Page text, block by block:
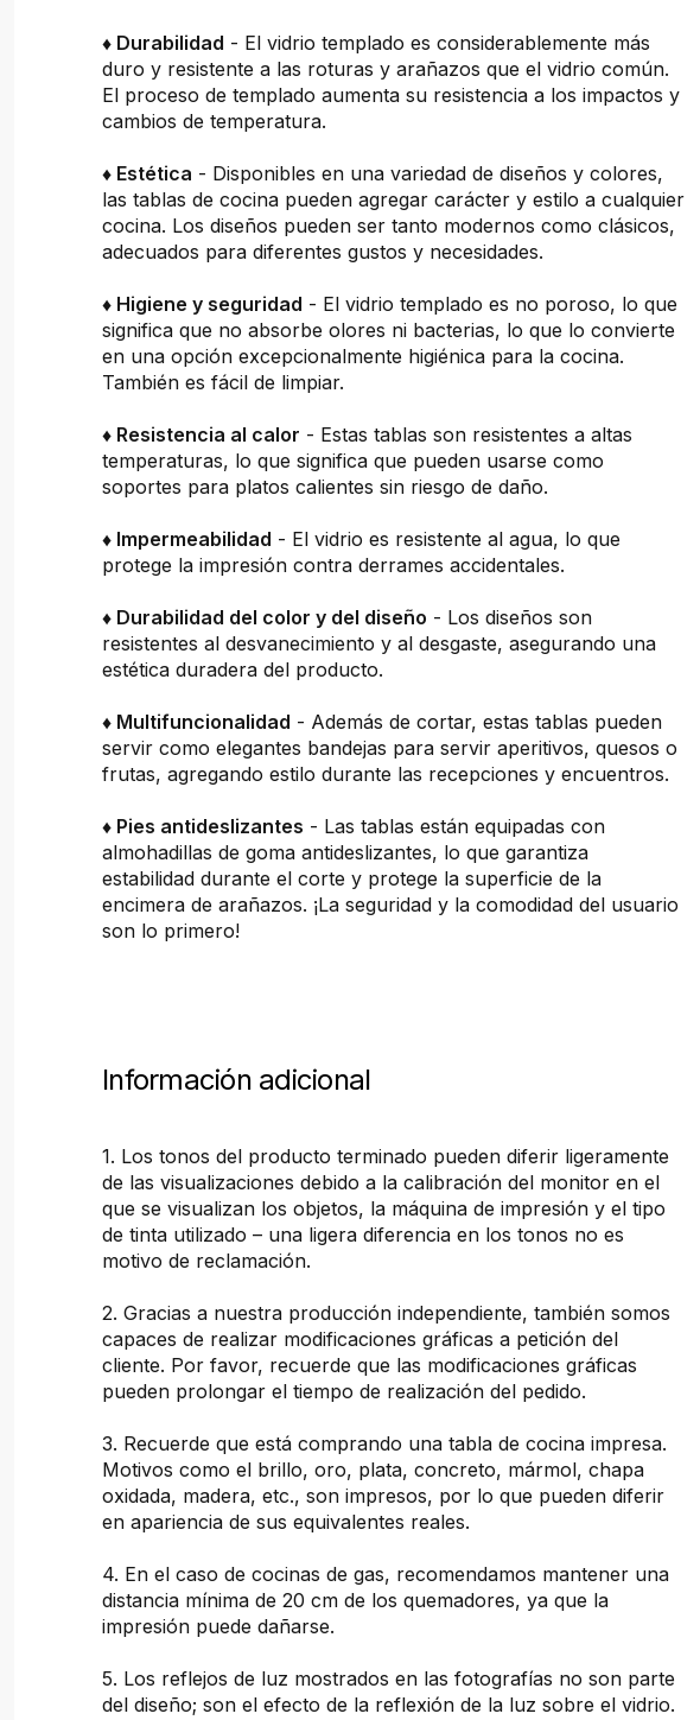
♦ Durabilidad - El vidrio templado es considerablemente más
duro y resistente a las roturas y arañazos que el vidrio común.
El proceso de templado aumenta su resistencia a los impactos y
cambios de temperatura.
♦ Estética - Disponibles en una variedad de diseños y colores,
las tablas de cocina pueden agregar carácter y estilo a cualquier
cocina. Los diseños pueden ser tanto modernos como clásicos,
adecuados para diferentes gustos y necesidades.
♦ Higiene y seguridad - El vidrio templado es no poroso, lo que
significa que no absorbe olores ni bacterias, lo que lo convierte
en una opción excepcionalmente higiénica para la cocina.
También es fácil de limpiar.
♦ Resistencia al calor - Estas tablas son resistentes a altas
temperaturas, lo que significa que pueden usarse como
soportes para platos calientes sin riesgo de daño.
♦ Impermeabilidad - El vidrio es resistente al agua, lo que
protege la impresión contra derrames accidentales.
♦ Durabilidad del color y del diseño - Los diseños son
resistentes al desvanecimiento y al desgaste, asegurando una
estética duradera del producto.
♦ Multifuncionalidad - Además de cortar, estas tablas pueden
servir como elegantes bandejas para servir aperitivos, quesos o
frutas, agregando estilo durante las recepciones y encuentros.
♦ Pies antideslizantes - Las tablas están equipadas con
almohadillas de goma antideslizantes, lo que garantiza
estabilidad durante el corte y protege la superficie de la
encimera de arañazos. ¡La seguridad y la comodidad del usuario
son lo primero!
Información adicional
1. Los tonos del producto terminado pueden diferir ligeramente
de las visualizaciones debido a la calibración del monitor en el
que se visualizan los objetos, la máquina de impresión y el tipo
de tinta utilizado – una ligera diferencia en los tonos no es
motivo de reclamación.
2. Gracias a nuestra producción independiente, también somos
capaces de realizar modificaciones gráficas a petición del
cliente. Por favor, recuerde que las modificaciones gráficas
pueden prolongar el tiempo de realización del pedido.
3. Recuerde que está comprando una tabla de cocina impresa.
Motivos como el brillo, oro, plata, concreto, mármol, chapa
oxidada, madera, etc., son impresos, por lo que pueden diferir
en apariencia de sus equivalentes reales.
4. En el caso de cocinas de gas, recomendamos mantener una
distancia mínima de 20 cm de los quemadores, ya que la
impresión puede dañarse.
5. Los reflejos de luz mostrados en las fotografías no son parte
del diseño; son el efecto de la reflexión de la luz sobre el vidrio.